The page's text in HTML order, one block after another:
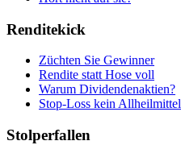
Renditekick
Züchten Sie Gewinner
Rendite statt Hose voll
Warum Dividendenaktien?
Stop-Loss kein Allheilmittel
Stolperfallen